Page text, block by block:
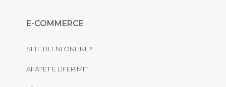
E-COMMERCE
SI TË BLENI ONLINE?
AFATET E LIFERIMIT